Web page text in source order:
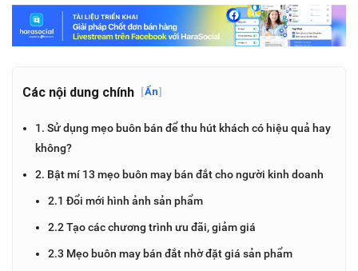
Các nội dung chính [Ẩn]
1. Sử dụng mẹo buôn bán để thu hút khách có hiệu quả hay
không?
2. Bật mí 13 mẹo buôn may bán đắt cho người kinh doanh
2.1 Đổi mới hình ảnh sản phẩm
2.2 Tạo các chương trình ưu đãi, giảm giá
2.3 Mẹo buôn may bán đắt nhờ đặt giá sản phẩm